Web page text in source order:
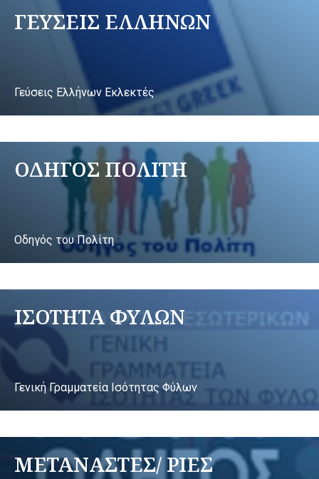
ΓΕΥΣΕΙΣ ΕΛΛΗΝΩΝ
Γεύσεις Ελλήνων Εκλεκτές
ΟΔΗΓΟΣ ΠΟΛΙΤΗ
Οδηγός του Πολίτη
ΙΣΟΤΗΤΑ ΦΥΛΩΝ
Γενική Γραμματεία Ισότητας Φύλων
ΜΕΤΑΝΑΣΤΕΣ/ ΡΙΕΣ